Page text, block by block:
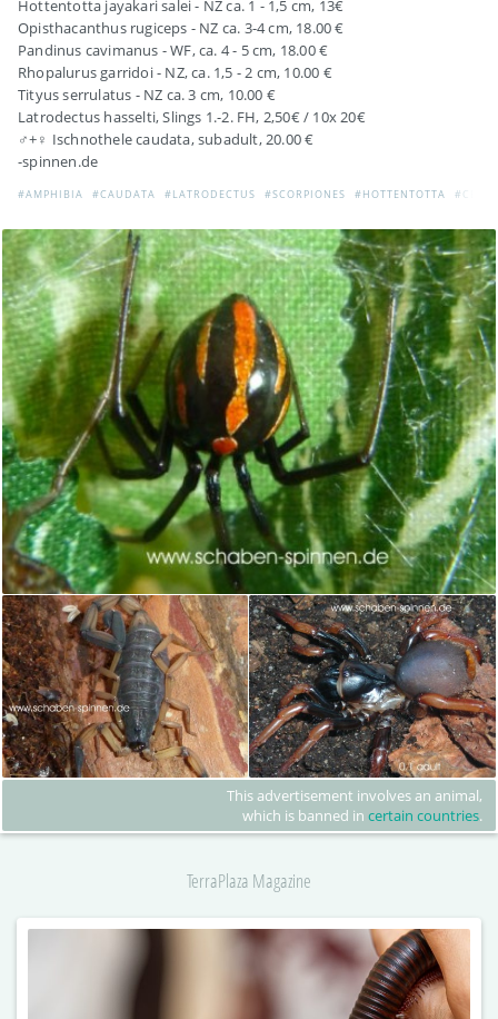
Hottentotta jayakari salei - NZ ca. 1 - 1,5 cm, 13€
Opisthacanthus rugiceps - NZ ca. 3-4 cm, 18.00 €
Pandinus cavimanus - WF, ca. 4 - 5 cm, 18.00 €
Rhopalurus garridoi - NZ, ca. 1,5 - 2 cm, 10.00 €
Tityus serrulatus - NZ ca. 3 cm, 10.00 €
Latrodectus hasselti, Slings 1.-2. FH, 2,50€ / 10x 20€
♂+♀ Ischnothele caudata, subadult, 20.00 €
-spinnen.de
#AMPHIBIA #CAUDATA #LATRODECTUS #SCORPIONES #HOTTENTOTTA
This advertisement involves an animal,
which is banned in certain countries.
TerraPlaza Magazine